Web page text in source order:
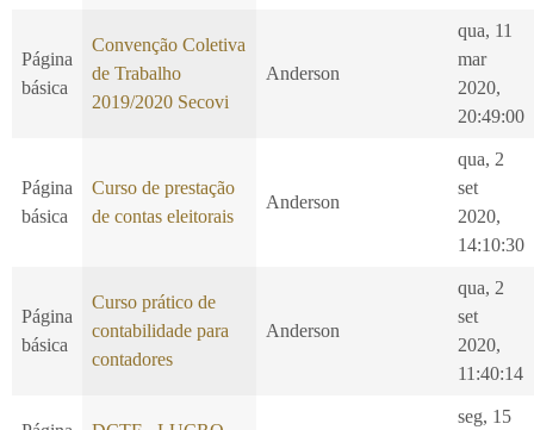
Página
básica
Convenção Coletiva
de Trabalho
2019/2020 Secovi
Anderson
qua, 11
mar
2020,
20:49:00
Página
básica
Curso de prestação
de contas eleitorais
Anderson
qua, 2
set
2020,
14:10:30
Página
básica
Curso prático de
contabilidade para
contadores
Anderson
qua, 2
set
2020,
11:40:14
seg, 15